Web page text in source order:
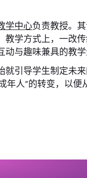
学中心负责教授。其
教学方式上，一改
与趣味兼具的教学
就引导学生制定未
年人”的转变，以